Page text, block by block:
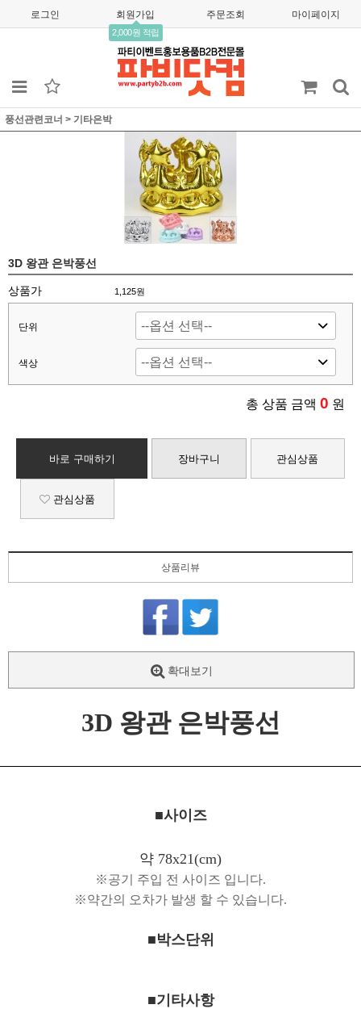
로그인 회원가입
2,000원 적립
주문조회 마이페이지
풍선관련코너 > 기타은박
3D 왕관 은박풍선
상품가 1,125원
단위
색상
총 상품 금액 0 원
바로 구매하기 장바구니 관심상품
관심상품
상품리뷰
확대보기
3D 왕관 은박풍선
■사이즈
약 78x21(cm)
※공기 주입 전 사이즈 입니다.
※약간의 오차가 발생 할 수 있습니다.
■박스단위
■기타사항